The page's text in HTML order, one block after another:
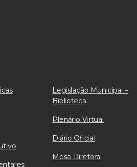
Legislação Municipal –
Biblioteca
Plenário Virtual
Diário Oficial
Mesa Diretora